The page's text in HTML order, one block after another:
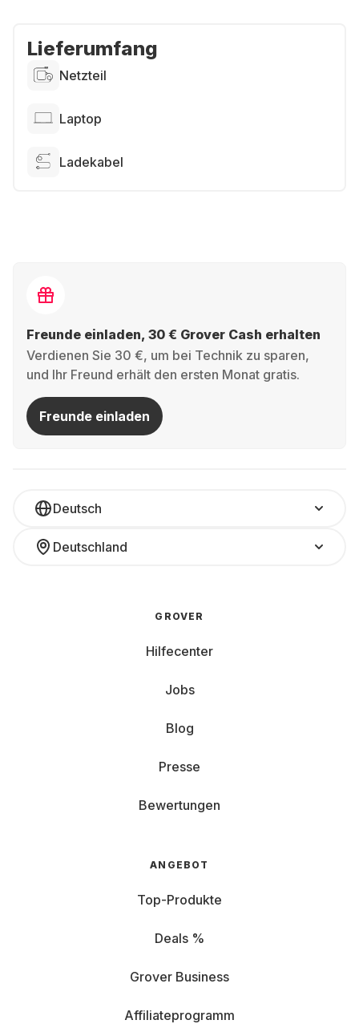
Lieferumfang
Netzteil
Laptop
Ladekabel
Freunde einladen, 30 € Grover Cash erhalten
Verdienen Sie 30 €, um bei Technik zu sparen,
und Ihr Freund erhält den ersten Monat gratis.
Freunde einladen
Deutsch
Deutschland
GROVER
Hilfecenter
Jobs
Blog
Presse
Bewertungen
ANGEBOT
Top-Produkte
Deals %
Grover Business
Affiliateprogramm